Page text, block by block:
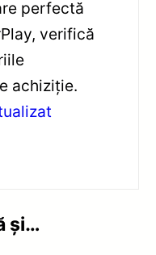
perfectă
verifică
achiziție.
și…